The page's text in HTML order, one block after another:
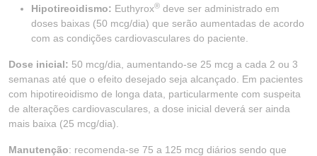
Hipotireoidismo: Euthyrox® deve ser administrado em
doses baixas (50 mcg/dia) que serão aumentadas de acordo
com as condições cardiovasculares do paciente.
Dose inicial: 50 mcg/dia, aumentando-se 25 mcg a cada 2 ou 3
semanas até que o efeito desejado seja alcançado. Em pacientes
com hipotireoidismo de longa data, particularmente com suspeita
de alterações cardiovasculares, a dose inicial deverá ser ainda
mais baixa (25 mcg/dia).
Manutenção: recomenda-se 75 a 125 mcg diários sendo que